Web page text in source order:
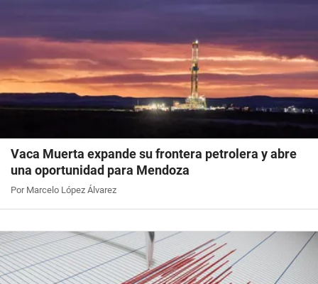
Vaca Muerta expande su frontera petrolera y abre
una oportunidad para Mendoza
Por Marcelo López Álvarez